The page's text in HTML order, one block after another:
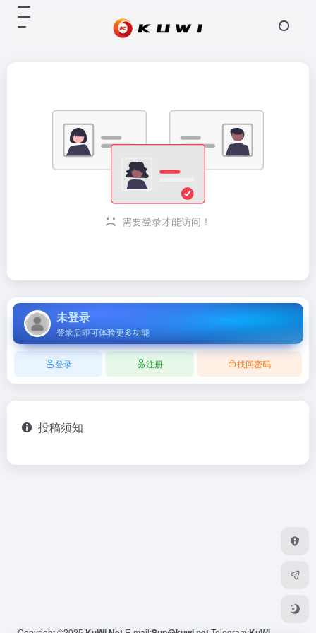
需要登录才能访问！
未登录
登录后即可体验更多功能
登录 注册 找回密码
投稿须知